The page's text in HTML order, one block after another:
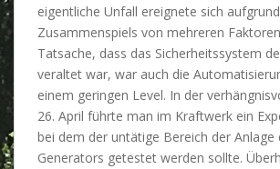
eigentliche Unfall ereignete sich
Zusammenspiels von mehreren
Tatsache, dass das Sicherheitssystem
veraltet war, war auch die
einem geringen Level. In der
26. April führte man im Kraftwerk ein
bei dem der untätige Bereich der Anlage
Generators getestet werden sollte.